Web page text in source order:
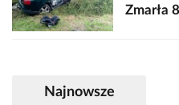
Zmarła
Najnowsze